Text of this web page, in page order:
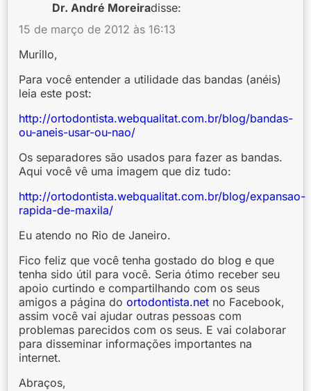
Dr. André Moreiradisse:
15 de março de 2012 às 16:13
Murillo,
Para você entender a utilidade das bandas (anéis)
leia este post:
http://ortodontista.webqualitat.com.br/blog/bandas-
ou-aneis-usar-ou-nao/
Os separadores são usados para fazer as bandas.
Aqui você vê uma imagem que diz tudo:
http://ortodontista.webqualitat.com.br/blog/expansao-
rapida-de-maxila/
Eu atendo no Rio de Janeiro.
Fico feliz que você tenha gostado do blog e que
tenha sido útil para você. Seria ótimo receber seu
apoio curtindo e compartilhando com os seus
amigos a página do ortodontista.net no Facebook,
assim você vai ajudar outras pessoas com
problemas parecidos com os seus. E vai colaborar
para disseminar informações importantes na
internet.
Abraços,